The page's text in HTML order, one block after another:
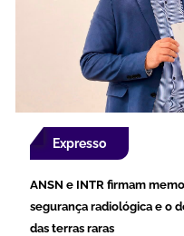
Expresso
ANSN e INTR firmam
segurança radiológica e o
das terras raras